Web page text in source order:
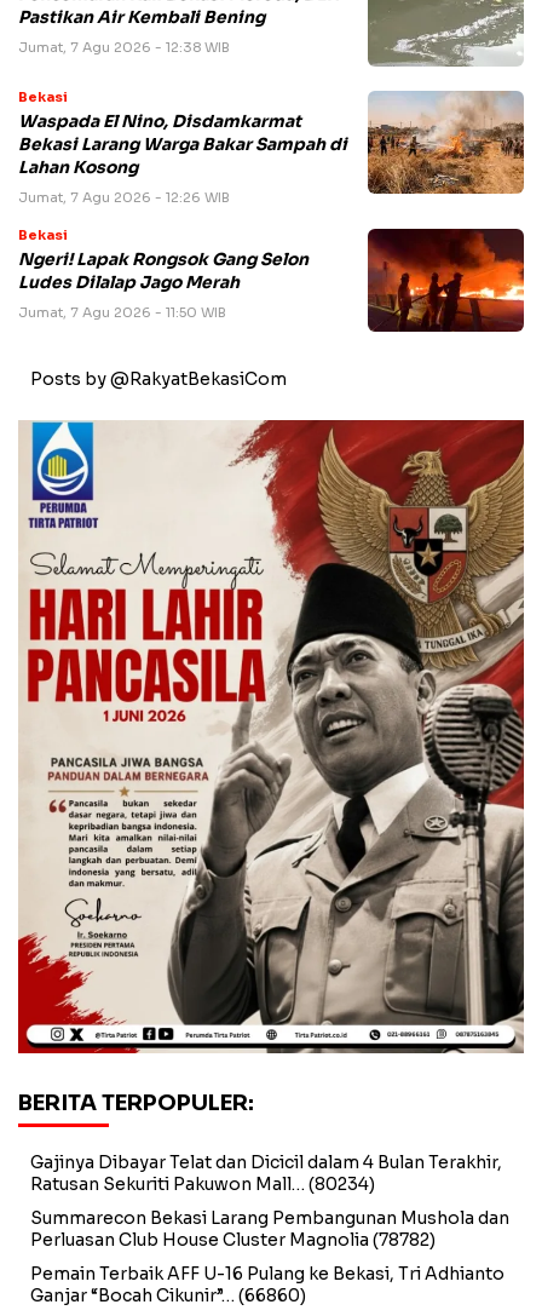
Pastikan Air Kembali Bening
Jumat, 7 Agu 2026 - 12:38 WIB
Bekasi
Waspada El Nino, Disdamkarmat
Bekasi Larang Warga Bakar Sampah di
Lahan Kosong
Jumat, 7 Agu 2026 - 12:26 WIB
Bekasi
Ngeri! Lapak Rongsok Gang Selon
Ludes Dilalap Jago Merah
Jumat, 7 Agu 2026 - 11:50 WIB
Posts by @RakyatBekasiCom
BERITA TERPOPULER:
Gajinya Dibayar Telat dan Dicicil dalam 4 Bulan Terakhir,
Ratusan Sekuriti Pakuwon Mall… (80234)
Summarecon Bekasi Larang Pembangunan Mushola dan
Perluasan Club House Cluster Magnolia (78782)
Pemain Terbaik AFF U-16 Pulang ke Bekasi, Tri Adhianto
Ganjar “Bocah Cikunir”… (66860)